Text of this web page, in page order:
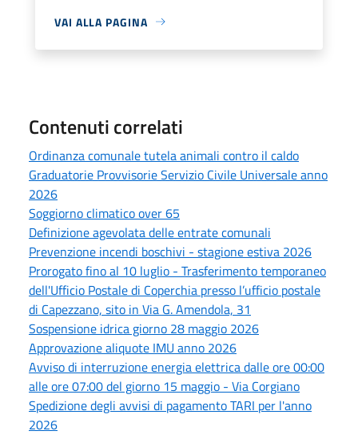
VAI ALLA PAGINA
Contenuti correlati
Ordinanza comunale tutela animali contro il caldo
Graduatorie Provvisorie Servizio Civile Universale anno
2026
Soggiorno climatico over 65
Definizione agevolata delle entrate comunali
Prevenzione incendi boschivi - stagione estiva 2026
Prorogato fino al 10 luglio - Trasferimento temporaneo
dell'Ufficio Postale di Coperchia presso l’ufficio postale
di Capezzano, sito in Via G. Amendola, 31
Sospensione idrica giorno 28 maggio 2026
Approvazione aliquote IMU anno 2026
Avviso di interruzione energia elettrica dalle ore 00:00
alle ore 07:00 del giorno 15 maggio - Via Corgiano
Spedizione degli avvisi di pagamento TARI per l'anno
2026